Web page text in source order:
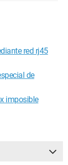
red rj45
de
imposible